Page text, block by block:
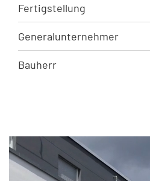
Fertigstellung
Generalunternehmer
Bauherr